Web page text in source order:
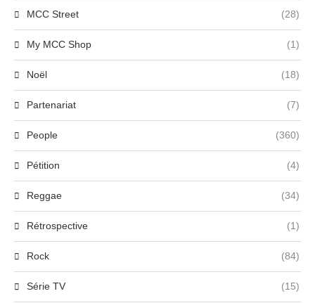
MCC Street (28)
My MCC Shop (1)
Noël (18)
Partenariat (7)
People (360)
Pétition (4)
Reggae (34)
Rétrospective (1)
Rock (84)
Série TV (15)